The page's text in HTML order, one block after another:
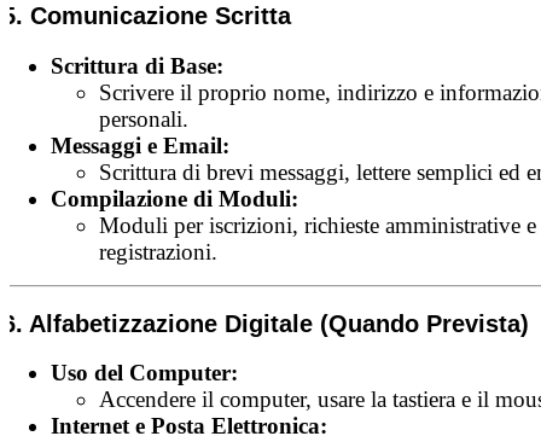
5. Comunicazione Scritta
Scrittura di Base:
Scrivere il proprio nome, indirizzo e
personali.
Messaggi e Email:
Scrittura di brevi messaggi, lettere semplici ed
Compilazione di Moduli:
Moduli per iscrizioni, richieste amministrative e
registrazioni.
6. Alfabetizzazione Digitale (Quando Prevista)
Uso del Computer:
Accendere il computer, usare la tastiera e il
Internet e Posta Elettronica: